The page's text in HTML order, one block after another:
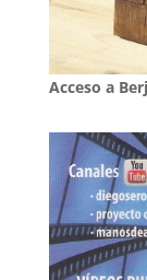
Acceso a